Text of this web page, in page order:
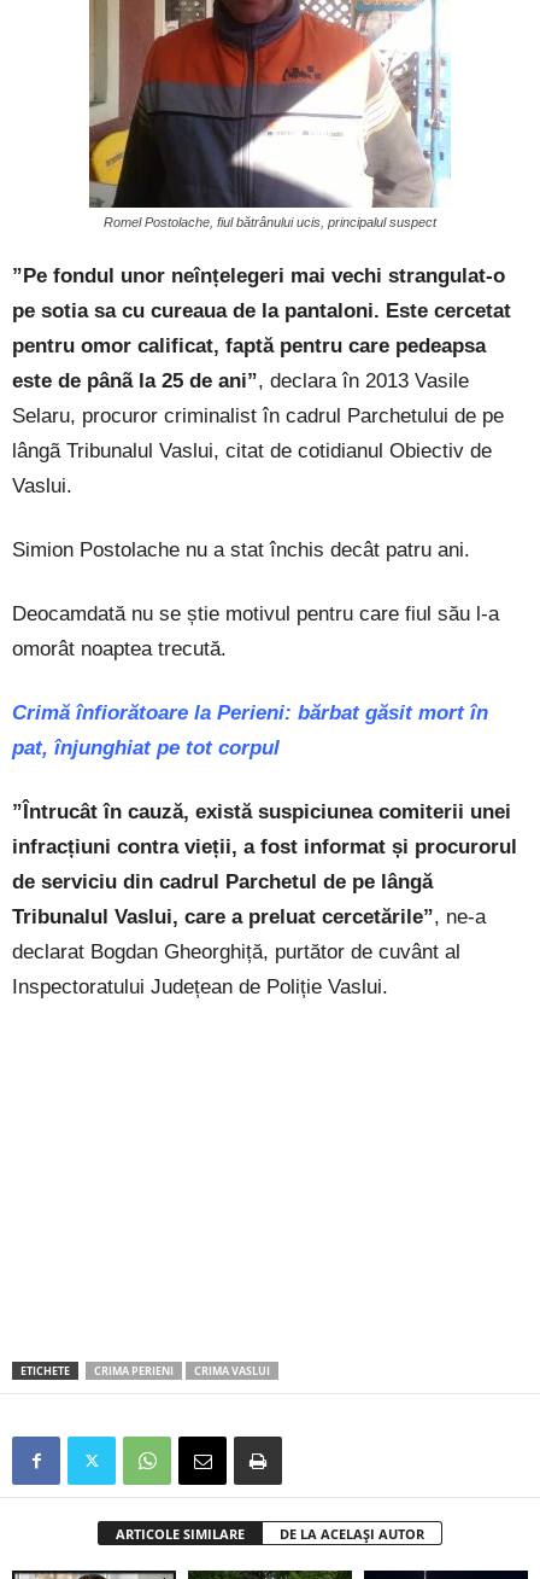
Romel Postolache, fiul bătrânului ucis, principalul suspect
”Pe fondul unor neînțelegeri mai vechi strangulat-o
pe sotia sa cu cureaua de la pantaloni. Este cercetat
pentru omor calificat, faptă pentru care pedeapsa
este de pânã la 25 de ani”, declara în 2013 Vasile
Selaru, procuror criminalist în cadrul Parchetului de pe
lângã Tribunalul Vaslui, citat de cotidianul Obiectiv de
Vaslui.
Simion Postolache nu a stat închis decât patru ani.
Deocamdată nu se știe motivul pentru care fiul său l-a
omorât noaptea trecută.
Crimă înfiorătoare la Perieni: bărbat găsit mort în
pat, înjunghiat pe tot corpul
”Întrucât în cauză, există suspiciunea comiterii unei
infracțiuni contra vieții, a fost informat și procurorul
de serviciu din cadrul Parchetul de pe lângă
Tribunalul Vaslui, care a preluat cercetările”, ne-a
declarat Bogdan Gheorghiță, purtător de cuvânt al
Inspectoratului Județean de Poliție Vaslui.
ETICHETE CRIMA PERIENI CRIMA VASLUI
ARTICOLE SIMILARE DE LA ACELAȘI AUTOR